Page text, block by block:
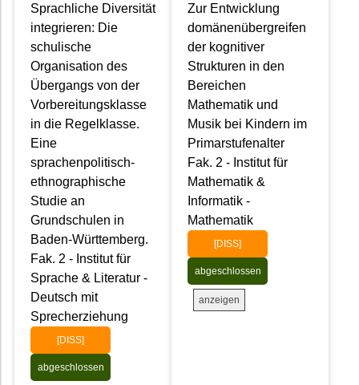
Sprachliche Diversität
integrieren: Die
schulische
Organisation des
Übergangs von der
Vorbereitungsklasse
in die Regelklasse.
Eine
sprachenpolitisch-
ethnographische
Studie an
Grundschulen in
Baden-Württemberg.
Fak. 2 - Institut für
Sprache & Literatur -
Deutsch mit
Sprecherziehung
[DISS]
abgeschlossen
Zur Entwicklung
domänenübergreifen
der kognitiver
Strukturen in den
Bereichen
Mathematik und
Musik bei Kindern im
Primarstufenalter
Fak. 2 - Institut für
Mathematik &
Informatik -
Mathematik
[DISS]
abgeschlossen
anzeigen